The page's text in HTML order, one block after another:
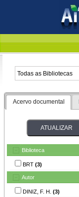
Acervo documental
Biblioteca
BRT (3)
Autor
DINIZ, F. H. (3)